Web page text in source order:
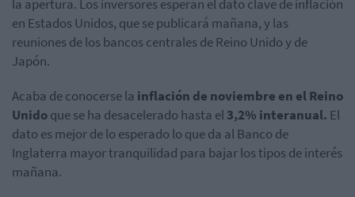
la apertura. Los inversores esperan el dato clave de inflación
en Estados Unidos, que se publicará mañana, y las
reuniones de los bancos centrales de Reino Unido y de
Japón.
Acaba de conocerse la inflación de noviembre en el Reino
Unidoque se ha desacelerado hasta el3,2% interanual. El
dato es mejor de lo esperado lo que da al Banco de
Inglaterra mayor tranquilidad para bajar los tipos de interés
mañana.